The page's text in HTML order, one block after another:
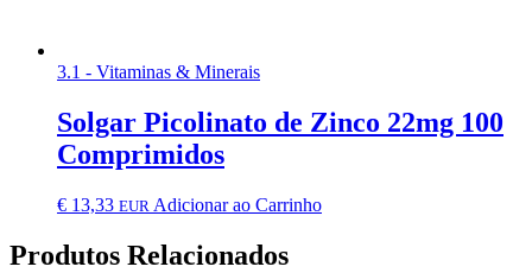
3.1 - Vitaminas & Minerais
Solgar Picolinato de Zinco 22mg 100
Comprimidos
€ 13,33 EUR Adicionar ao Carrinho
Produtos Relacionados